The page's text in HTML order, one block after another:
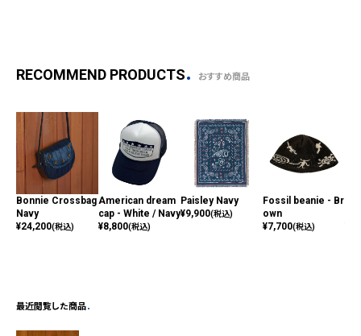
RECOMMEND PRODUCTS おすすめ商品
Bonnie Crossbag
Navy
¥24,200(税込)
American dream
cap - White / Navy
¥8,800(税込)
Paisley Navy
¥9,900(税込)
Fossil beanie - Br
own
¥7,700(税込)
最近閲覧した商品